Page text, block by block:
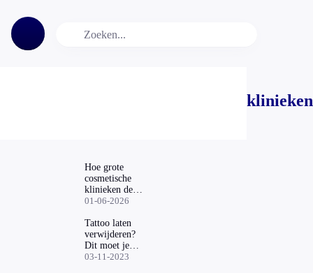
klinieken
Hoe grote
cosmetische
klinieken de
risico's van
borstimplantaten
verzwijgen
01-06-2026
Tattoo laten
verwijderen?
Dit moet je
vooraf weten
03-11-2023